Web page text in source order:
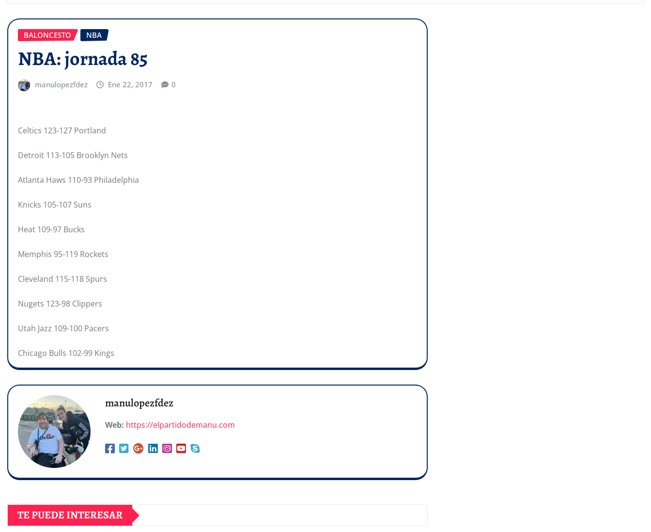
BALONCESTO NBA
NBA: jornada 85
manulopezfdez Ene 22, 2017 0
Celtics 123-127 Portland
Detroit 113-105 Brooklyn Nets
Atlanta Haws 110-93 Philadelphia
Knicks 105-107 Suns
Heat 109-97 Bucks
Memphis 95-119 Rockets
Cleveland 115-118 Spurs
Nugets 123-98 Clippers
Utah Jazz 109-100 Pacers
Chicago Bulls 102-99 Kings
manulopezfdez
Web: https://elpartidodemanu.com
TE PUEDE INTERESAR